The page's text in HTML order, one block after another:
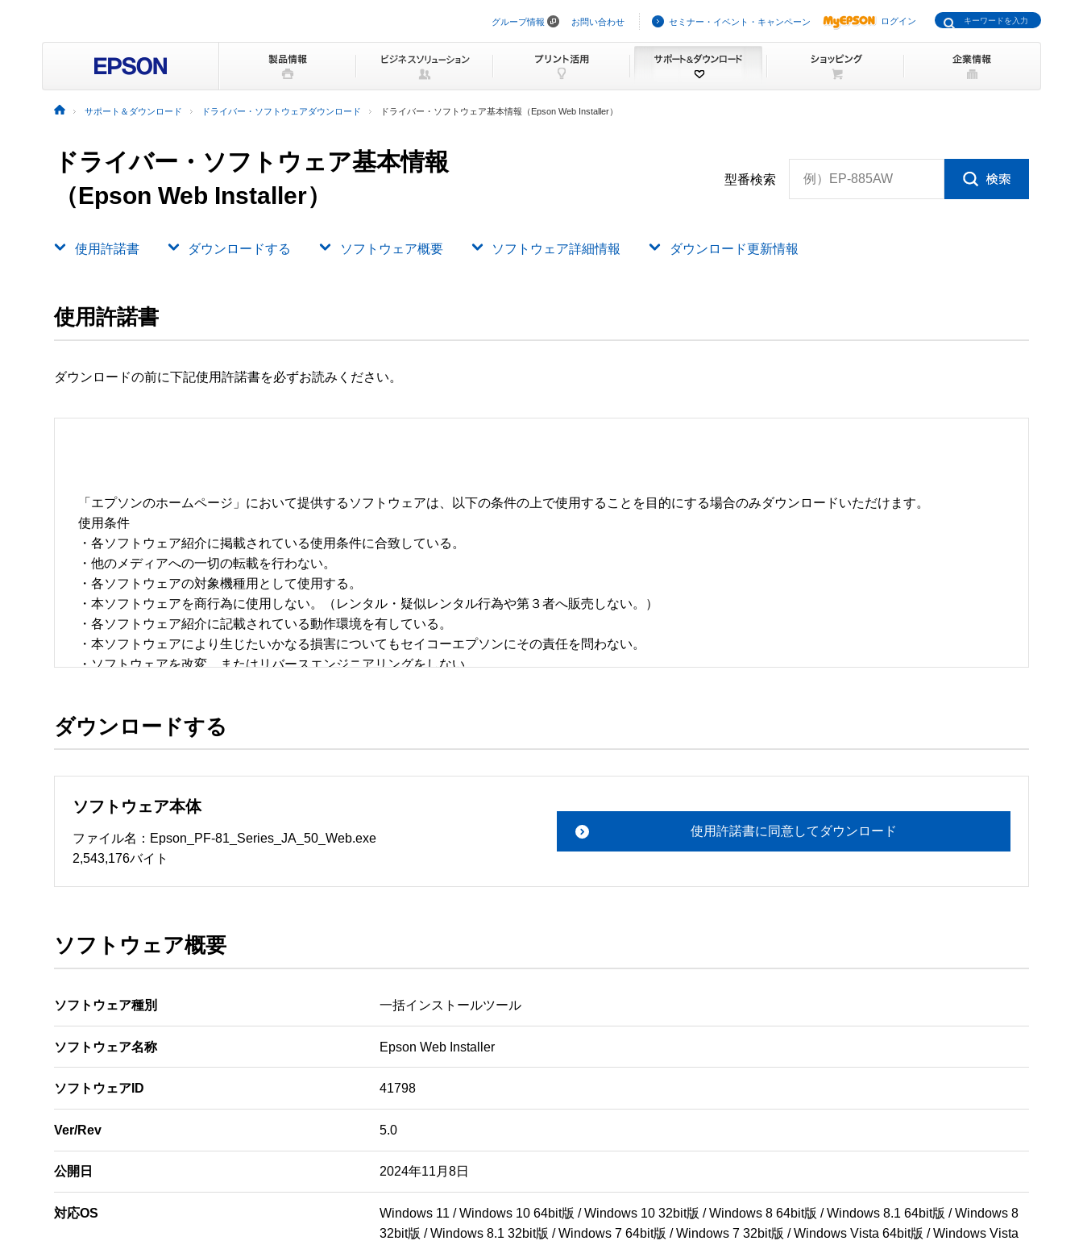
ビ
ョ
を
グループ情報 お問い合わせ セミナー・イベント・キャンペーン ログイン
サポート＆ダウンロード ドライバー・ソフトウェアダウンロード ドライバー・ソフトウェア基本情報（Epson Web Installer）
ドライバー・ソフトウェア基本情報
（Epson Web Installer）
型番検索 例）EP-885AW
使用許諾書 ダウンロードする ソフトウェア概要 ソフトウェア詳細情報 ダウンロード更新情報
使用許諾書
ダウンロードの前に下記使用許諾書を必ずお読みください。
「エプソンのホームページ」において提供するソフトウェアは、以下の条件の上で使用することを目的にする場合のみダウンロードいただけます。
使用条件
・各ソフトウェア紹介に掲載されている使用条件に合致している。
・他のメディアへの一切の転載を行わない。
・各ソフトウェアの対象機種用として使用する。
・本ソフトウェアを商行為に使用しない。（レンタル・疑似レンタル行為や第３者へ販売しない。）
・各ソフトウェア紹介に記載されている動作環境を有している。
・本ソフトウェアにより生じたいかなる損害についてもセイコーエプソンにその責任を問わない。
・ソフトウェアを改変、またはリバースエンジニアリングをしない。
ソフトウェアのサポート
ソフトウェアの保証範囲
・ソフトウェアは、予告せず改良、変更することがあります。
著作権者
ダウンロードする
ソフトウェア本体
ファイル名：Epson_PF-81_Series_JA_50_Web.exe
2,543,176バイト
使用許諾書に同意してダウンロード
ソフトウェア概要
ソフトウェア種別 一括インストールツール
ソフトウェア名称 Epson Web Installer
ソフトウェアID 41798
Ver/Rev 5.0
公開日 2024年11月8日
対応OS
Windows 11 / Windows 10 64bit版 / Windows 10 32bit版 / Windows 8 64bit版 / Windows 8.1 64bit版 / Windows 8
32bit版 / Windows 8.1 32bit版 / Windows 7 64bit版 / Windows 7 32bit版 / Windows Vista 64bit版 / Windows Vista